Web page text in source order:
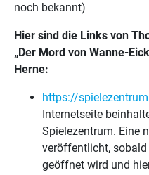
noch bekannt)
Hier sind die Links von
„Der Mord von Wanne-
Herne:
https://
Internetseite
Spielezentrum. Eine
veröffentlicht, sobald
geöffnet wird und